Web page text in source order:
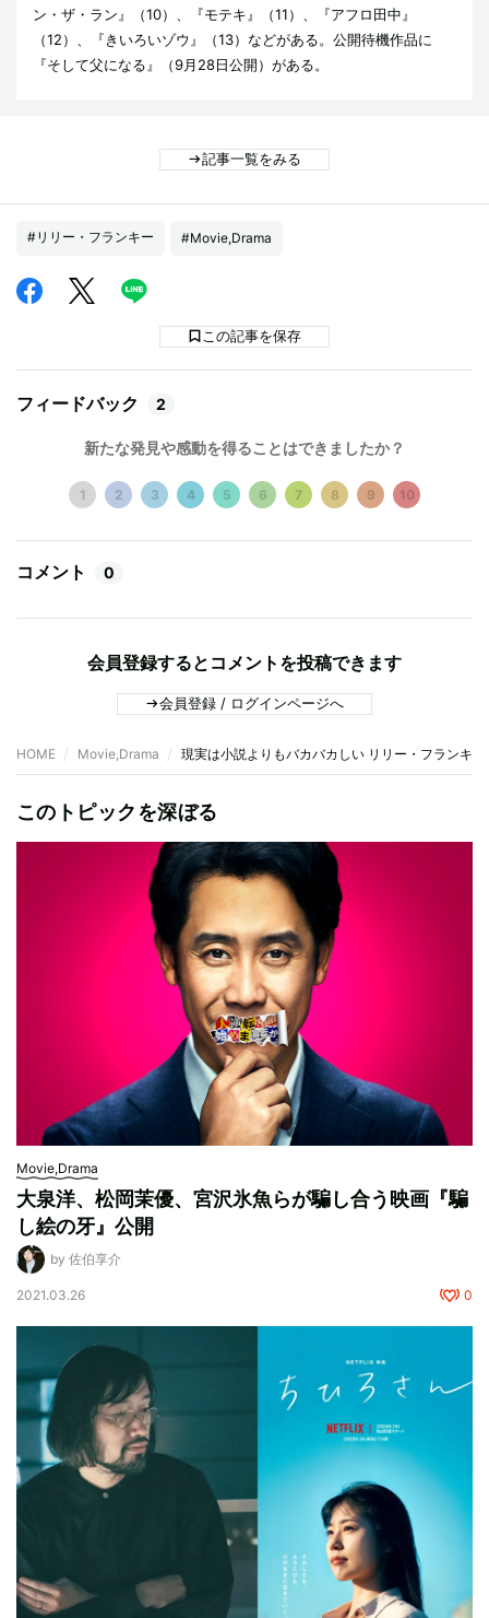
ン・ザ・ラン』（10）、『モテキ』（11）、『アフロ田中』
（12）、『きいろいゾウ』（13）などがある。公開待機作品に
『そして父になる』（9月28日公開）がある。
記事一覧をみる
#リリー・フランキー #Movie,Drama
この記事を保存
フィードバック 2
新たな発見や感動を得ることはできましたか？
1 2 3 4 5 6 7 8 9 10
コメント 0
会員登録するとコメントを投稿できます
会員登録 / ログインページへ
HOME Movie,Drama 現実は小説よりもバカバカしい リリー・フランキ
このトピックを深ぼる
Movie,Drama
大泉洋、松岡茉優、宮沢氷魚らが騙し合う映画『騙
し絵の牙』公開
by 佐伯享介
2021.03.26 0